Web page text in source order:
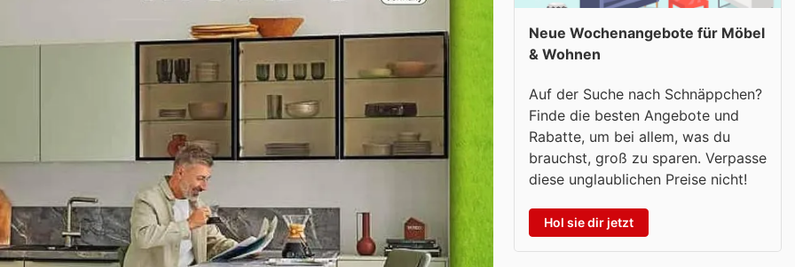
Neue Wochenangebote für Möbel
& Wohnen
Auf der Suche nach Schnäppchen?
Finde die besten Angebote und
Rabatte, um bei allem, was du
brauchst, groß zu sparen. Verpasse
diese unglaublichen Preise nicht!
Hol sie dir jetzt